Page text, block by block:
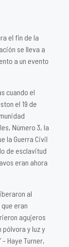
el fin de la
se lleva a
a un evento
cuando el
el 19 de
Número 3, la
la Guerra Civil
de esclavitud
eran ahora
al
eran
agujeros
pólvora y luz y
Haye Turner,